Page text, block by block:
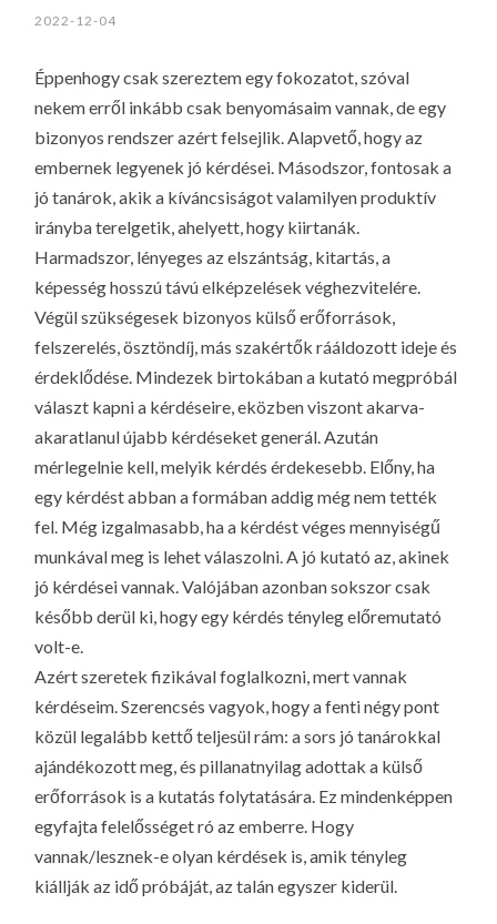
2022-12-04
Éppenhogy csak szereztem egy fokozatot, szóval
nekem erről inkább csak benyomásaim vannak, de egy
bizonyos rendszer azért felsejlik. Alapvető, hogy az
embernek legyenek jó kérdései. Másodszor, fontosak a
jó tanárok, akik a kíváncsiságot valamilyen produktív
irányba terelgetik, ahelyett, hogy kiirtanák.
Harmadszor, lényeges az elszántság, kitartás, a
képesség hosszú távú elképzelések véghezvitelére.
Végül szükségesek bizonyos külső erőforrások,
felszerelés, ösztöndíj, más szakértők rááldozott ideje és
érdeklődése. Mindezek birtokában a kutató megpróbál
választ kapni a kérdéseire, eközben viszont akarva-
akaratlanul újabb kérdéseket generál. Azután
mérlegelnie kell, melyik kérdés érdekesebb. Előny, ha
egy kérdést abban a formában addig még nem tették
fel. Még izgalmasabb, ha a kérdést véges mennyiségű
munkával meg is lehet válaszolni. A jó kutató az, akinek
jó kérdései vannak. Valójában azonban sokszor csak
később derül ki, hogy egy kérdés tényleg előremutató
volt-e.
Azért szeretek fizikával foglalkozni, mert vannak
kérdéseim. Szerencsés vagyok, hogy a fenti négy pont
közül legalább kettő teljesül rám: a sors jó tanárokkal
ajándékozott meg, és pillanatnyilag adottak a külső
erőforrások is a kutatás folytatására. Ez mindenképpen
egyfajta felelősséget ró az emberre. Hogy
vannak/lesznek-e olyan kérdések is, amik tényleg
kiállják az idő próbáját, az talán egyszer kiderül.